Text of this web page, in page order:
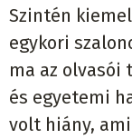
Szintén
egykori
ma az olvasói
és egyetemi
volt hiány,